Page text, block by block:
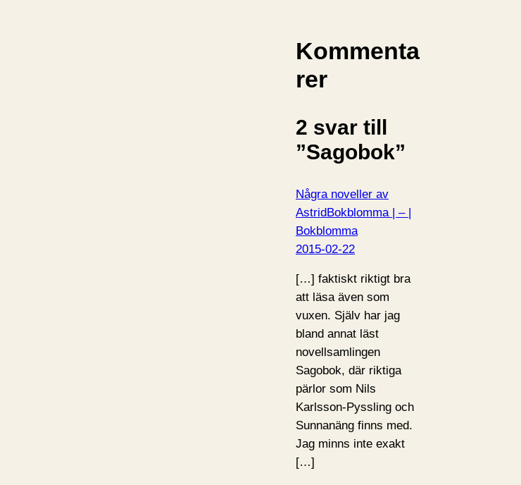
Kommenta
rer
2 svar till
”Sagobok”
Några noveller av
AstridBokblomma | – |
Bokblomma
2015-02-22
[…] faktiskt riktigt bra
att läsa även som
vuxen. Själv har jag
bland annat läst
novellsamlingen
Sagobok, där riktiga
pärlor som Nils
Karlsson-Pyssling och
Sunnanäng finns med.
Jag minns inte exakt
[…]